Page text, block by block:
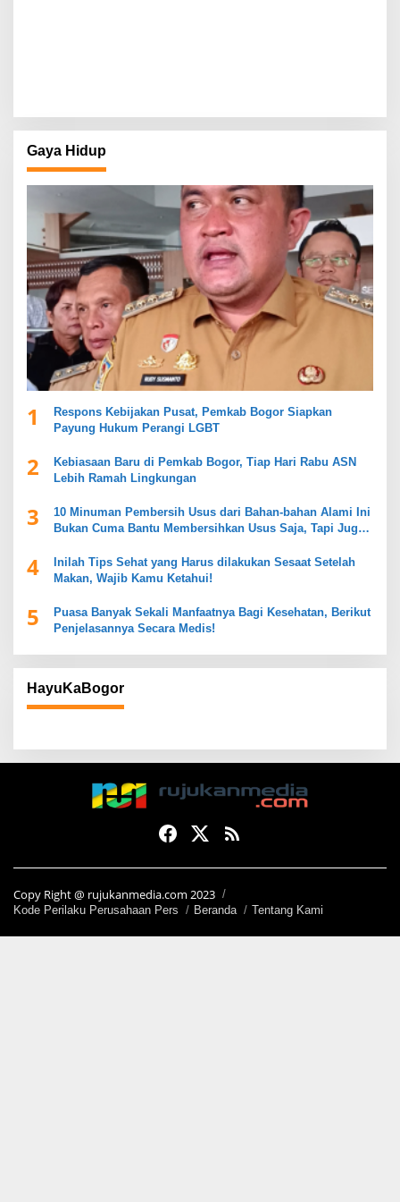
Gaya Hidup
1
Respons Kebijakan Pusat, Pemkab Bogor Siapkan
Payung Hukum Perangi LGBT
2
Kebiasaan Baru di Pemkab Bogor, Tiap Hari Rabu ASN
Lebih Ramah Lingkungan
3
10 Minuman Pembersih Usus dari Bahan-bahan Alami Ini
Bukan Cuma Bantu Membersihkan Usus Saja, Tapi Juga
4
Inilah Tips Sehat yang Harus dilakukan Sesaat Setelah
Makan, Wajib Kamu Ketahui!
5
Puasa Banyak Sekali Manfaatnya Bagi Kesehatan, Berikut
Penjelasannya Secara Medis!
HayuKaBogor
Copy Right @ rujukanmedia.com 2023
Kode Perilaku Perusahaan Pers Beranda Tentang Kami